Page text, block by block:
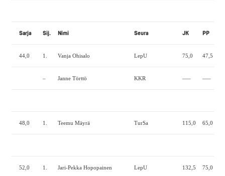
Sarja Sij. Nimi Seura JK PP
44,0 1. Vanja Ohisalo LepU 75,0 47,5
– Janne Törttö KKR —– —–
48,0 1. Teemu Mäyrä TurSa 115,0 65,0
52,0 1. Jari-Pekka Hopopainen LepU 132,5 75,0